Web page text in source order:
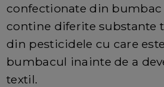
confectionate din bumbac
contine diferite substante
din pesticidele cu care
bumbacul inainte de a
textil.